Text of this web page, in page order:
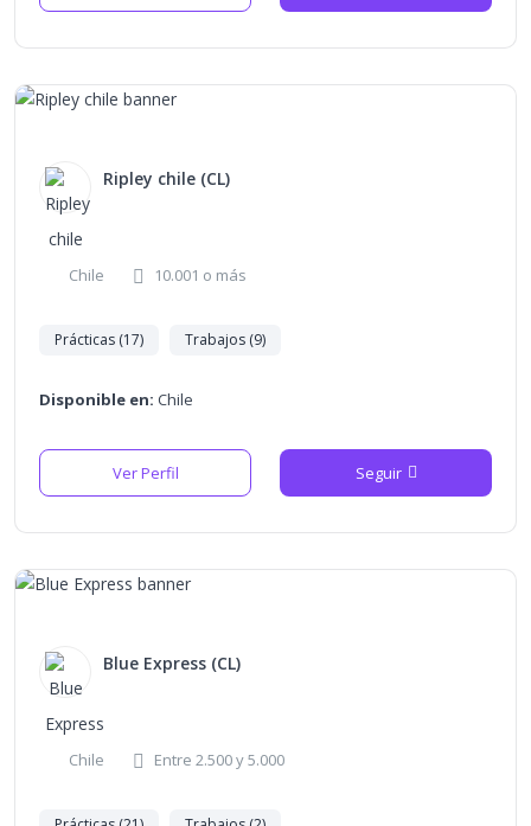
Ripley chile (CL)
Chile 10.001 o más
Prácticas (17) Trabajos (9)
Disponible en: Chile
Ver Perfil Seguir
Blue Express (CL)
Chile Entre 2.500 y 5.000